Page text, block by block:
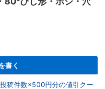
書く
稿件数×500円分の値引クー